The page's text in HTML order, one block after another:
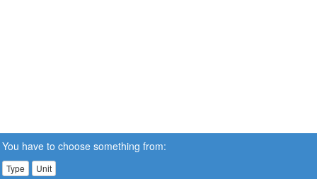
You have to choose something from:
Type Unit